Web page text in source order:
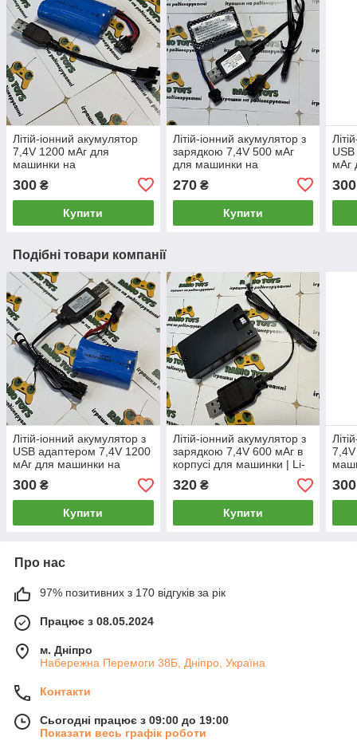
Літій-іонний акумулятор
7,4V 1200 мАг для
машинки на
радіокеруванні та іграшок
з USB шнуром | Li-ion
18650 1200 mAh SM-4P
300 ₴
Купити
Літій-іонний акумулятор з
зарядкою 7,4V 500 мАг
для машинки на
радіокеруванні та іграшок
| Li-ion 14500 500mAh SM-
3P
270₴
Купити
мАг
300
Подібні товари компанії
Літій-іонний акумулятор з
USB адаптером 7,4V 1200
мАг для машинки на
пульті та іграшок | Li-ion
14500 1200 mAh SM-4P
300 ₴
Купити
Літій-іонний акумулятор з
зарядкою 7,4V 600 мАг в
корпусі для машинки | Li-
ion 600 mAh JST-XH 2-pin
320₴
Купити
з
300
Про нас
97% позитивних з 170 відгуків за рік
Працює з 08.05.2024
м. Дніпро
Набережна Перемоги 38Б, Дніпро, Україна
Контакти
Сьогодні працює з 09:00 до 19:00
Показати весь графік роботи